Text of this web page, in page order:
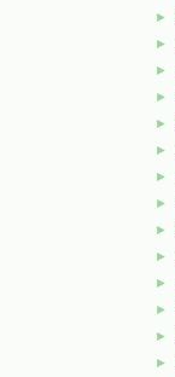
►
►
►
►
►
►
►
►
►
►
►
►
►
►